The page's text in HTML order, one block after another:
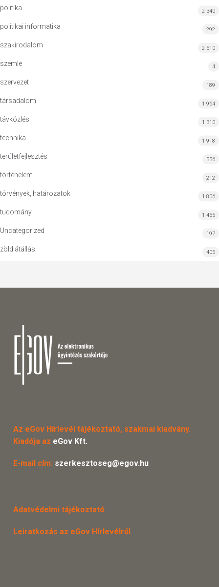
politika 2 340
politikai informatika 292
szakirodalom 2 510
szemle 4
szervezet 189
társadalom 1 964
távközlés 1 310
technika 1 918
területfejlesztés 556
történelem 212
törvények, határozatok 1 806
tudomány 1 455
Uncategorized 197
zöld átállás 405
Az eGov Hírlevél tájékoztató, szakmai kiadvány.
Kiadója az eGov Kft.
E-mail cím: szerkesztoseg@egov.hu
Adatvédelmi tájékoztató
Leiratkozás az eGov Hírlevélről